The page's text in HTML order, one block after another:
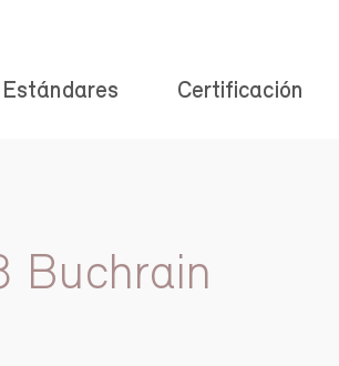
Estándares Certificación
Buchrain